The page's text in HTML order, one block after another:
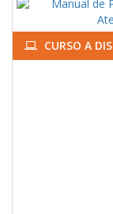
CURSO A